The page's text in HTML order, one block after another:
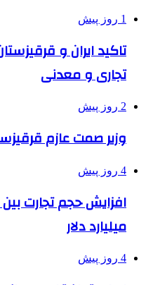
1 روز پیش
تاکید ایران و
تجاری و معدنی
2 روز پیش
وزیر صمت عازم
4 روز پیش
میلیارد دلار
4 روز پیش